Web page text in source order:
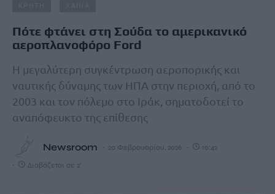
Πότε φτάνει στη Σούδα το αμερικανικό
αεροπλανοφόρο Ford
Η μεγαλύτερη συγκέντρωση αεροπορικής και
ναυτικής δύναμης των ΗΠΑ στην περιοχή, από το
2003 και τον πόλεμο στο Ιράκ, σηματοδοτεί το
αναπόφευκτο της επίθεσης
Newsroom 20 Φεβρουαρίου, 2026 10:42
Διαβάζεται σε 2'